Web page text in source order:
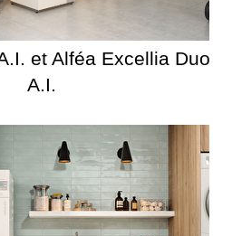
et Alféa Excellia Duo
A.I.